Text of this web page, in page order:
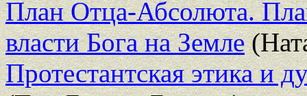
План Отца-Абсолюта.
власти Бога на Земле
Протестантская этика и